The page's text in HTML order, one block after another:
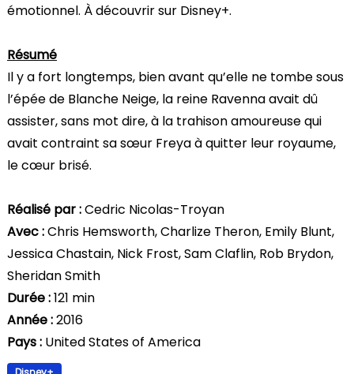
émotionnel. À découvrir sur Disney+.
Résumé
Il y a fort longtemps, bien avant qu’elle ne tombe sous
l’épée de Blanche Neige, la reine Ravenna avait dû
assister, sans mot dire, à la trahison amoureuse qui
avait contraint sa sœur Freya à quitter leur royaume,
le cœur brisé.
Réalisé par :Cedric Nicolas-Troyan
Avec :Chris Hemsworth, Charlize Theron, Emily Blunt,
Jessica Chastain, Nick Frost, Sam Claflin, Rob Brydon,
Sheridan Smith
Durée :121 min
Année :2016
Pays : United States of America